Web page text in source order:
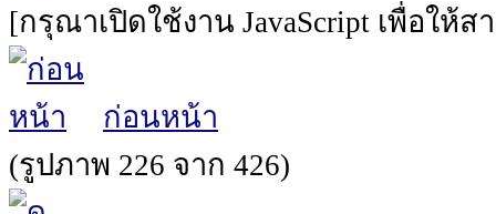
[กรุณาเปิดใช้งาน JavaScript เพื่อให้
ก่อนหน้า
(รูปภาพ 226 จาก 426)